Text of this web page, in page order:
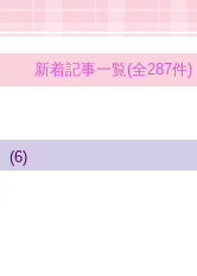
新着記事一覧(全287件)
(6)